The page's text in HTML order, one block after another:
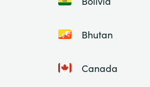
Bhutan
Canada